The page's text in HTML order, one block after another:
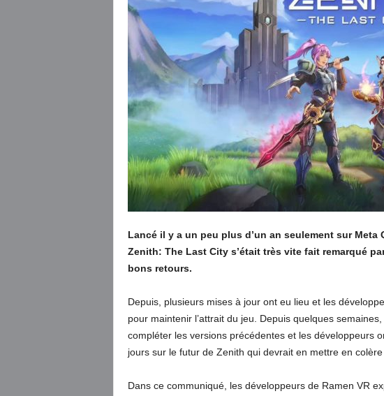
Lancé il y a un peu plus d’un an seulement sur Meta
Zenith: The Last City s’était très vite fait remarqué
bons retours.
Depuis, plusieurs mises à jour ont eu lieu et les
pour maintenir l’attrait du jeu. Depuis quelques
compléter les versions précédentes et les développeurs
jours sur le futur de Zenith qui devrait en mettre en colère
Dans ce communiqué, les développeurs de Ramen VR